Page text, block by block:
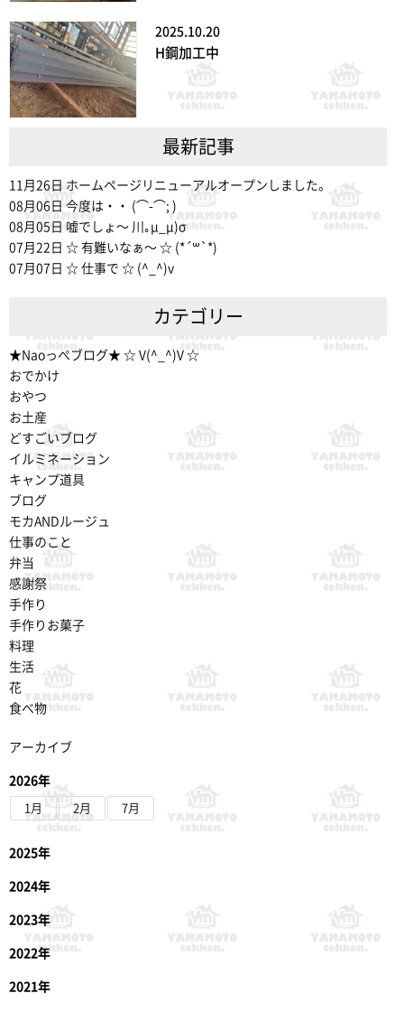
2025.10.20
H鋼加工中
最新記事
11月26日 ホームページリニューアルオープンしました。
08月06日 今度は・・ (⌒-⌒; )
08月05日 嘘でしょ〜 川｡μ_μ)σ
07月22日 ☆ 有難いなぁ〜 ☆ (*´꒳`*)
07月07日 ☆ 仕事で ☆ (^_^)v
カテゴリー
★Naoっぺブログ★ ☆ V(^_^)V ☆
おでかけ
おやつ
お土産
どすごいブログ
イルミネーション
キャンプ道具
ブログ
モカANDルージュ
仕事のこと
弁当
感謝祭
手作り
手作りお菓子
料理
生活
花
食べ物
アーカイブ
2026年
1月 2月 7月
2025年
2024年
2023年
2022年
2021年